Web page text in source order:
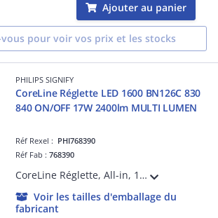
Ajouter au panier
vous pour voir vos prix et les stocks
PHILIPS SIGNIFY
CoreLine Réglette LED 1600 BN126C 830
840 ON/OFF 17W 2400lm MULTI LUMEN
Réf Rexel : PHI768390
Réf Fab :768390
CoreLine Réglette, All-in, 17 W, 10.8 W, L600, 1500 lm, 2400 lm, 3000 K, 4000 K, Opale, IP20/40
Voir les tailles d'emballage du
fabricant